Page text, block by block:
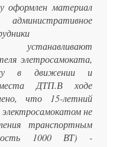
оформлен материал
устанавливают
элетросамоката,
в движении и
ДТП.В ходе
что 15-летний
электросамокатом не
транспортным
1000 ВТ) -